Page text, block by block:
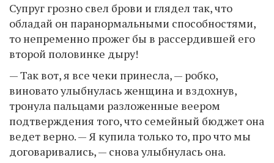
Супруг грозно свел брови и глядел так, что
обладай он паранормальными способностями,
то непременно прожег бы в рассердившей его
второй половинке дыру!
— Так вот, я все чеки принесла, — робко,
виновато улыбнулась женщина и вздохнув,
тронула пальцами разложенные веером
подтверждения того, что семейный бюджет она
ведет верно. — Я купила только то, про что мы
договаривались, — снова улыбнулась она.